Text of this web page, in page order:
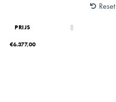
Reset
PRIJS
€6.377,00